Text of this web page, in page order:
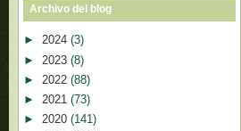
Archivo del blog
► 2024 (3)
► 2023 (8)
► 2022 (88)
► 2021 (73)
► 2020 (141)